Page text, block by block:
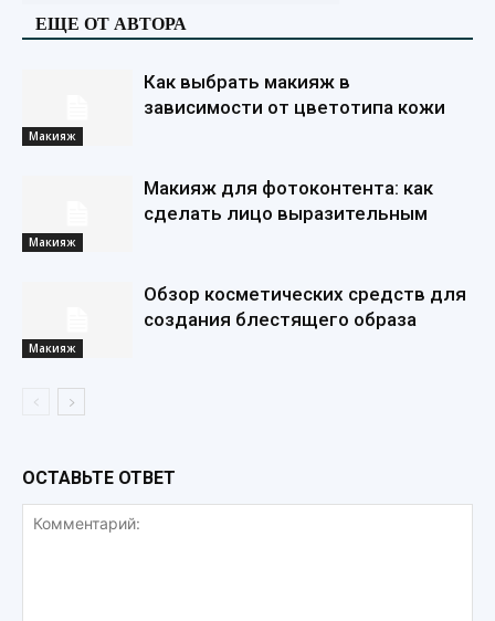
ЕЩЕ ОТ АВТОРА
Макияж
Как выбрать макияж в
зависимости от цветотипа кожи
Макияж
Макияж для фотоконтента: как
сделать лицо выразительным
Макияж
Обзор косметических средств для
создания блестящего образа
ОСТАВЬТЕ ОТВЕТ